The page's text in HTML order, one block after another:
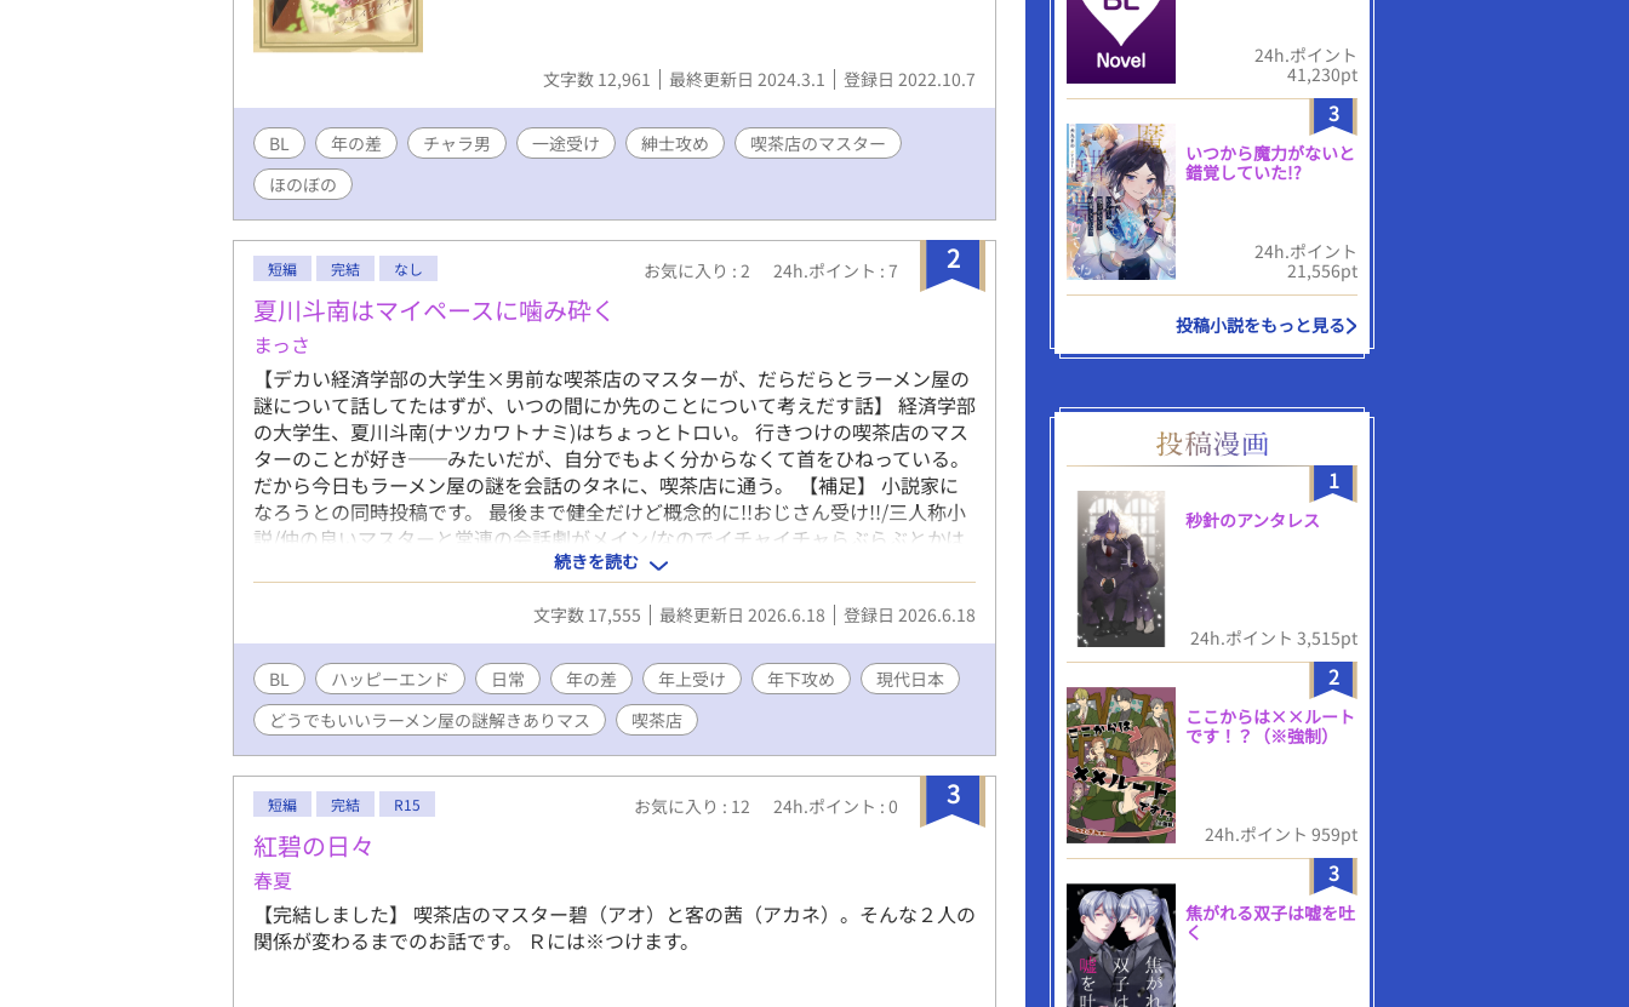
文字数 12,961 最終更新日 2024.3.1 登録日 2022.10.7
BL 年の差 チャラ男 一途受け 紳士攻め
喫茶店のマスター
ほのぼの
2
短編 完結 なし お気に入り : 2 24h.ポイント : 7
夏川斗南はマイペースに噛み砕く
まっさ
【デカい経済学部の大学生×男前な喫茶店のマスターが、だらだらとラーメン屋の
謎について話してたはずが、いつの間にか先のことについて考えだす話】 経済学部
の大学生、夏川斗南(ナツカワトナミ)はちょっとトロい。 行きつけの喫茶店のマス
ターのことが好き──みたいだが、自分でもよく分からなくて首をひねっている。
だから今日もラーメン屋の謎を会話のタネに、喫茶店に通う。 【補足】 小説家に
なろうとの同時投稿です。 最後まで健全だけど概念的に!!おじさん受け!!/三人称小
説/仲の良いマスターと常連の会話劇がメイン/なのでイチャイチャらぶらぶとかは
ない/できるだけ注意書きのいらない一般的でマイルドなBLを作者が試みた結果
続きを読む
文字数 17,555 最終更新日 2026.6.18 登録日 2026.6.18
BL ハッピーエンド 日常 年の差 年上受け 年下攻め
現代日本
どうでもいいラーメン屋の謎解きありマス
喫茶店
3
短編 完結 R15 お気に入り : 12 24h.ポイント : 0
紅碧の日々
春夏
【完結しました】 喫茶店のマスター碧（アオ）と客の茜（アカネ）。そんな２人の
関係が変わるまでのお話です。 Ｒには※つけます。
24h.ポイント
41,230pt
3
いつから魔力がないと
錯覚していた!?
24h.ポイント
21,556pt
投稿小説をもっと見る
1
秒針のアンタレス
24h.ポイント 3,515pt
2
ここからは××ルート
です！？（※強制）
24h.ポイント 959pt
3
焦がれる双子は嘘を吐
く